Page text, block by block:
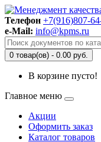
Телефон +7(916)807-
e-Mail: info@kpms.ru
0 товар(ов) - 0.00 руб.
В корзине пусто!
Главное меню
Акции
Оформить заказ
Каталог товаров